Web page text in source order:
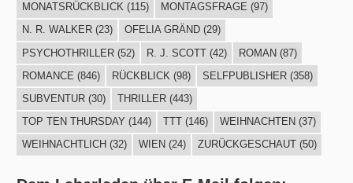
MONATSRÜCKBLICK(115) MONTAGSFRAGE (97)
N. R. WALKER(23) OFELIA GRÄND(29)
PSYCHOTHRILLER(52) R. J. SCOTT(42) ROMAN(87)
ROMANCE (846) RÜCKBLICK (98) SELFPUBLISHER(358)
SUBVENTUR(30) THRILLER(443)
TOP TEN THURSDAY (144) TTT(146) WEIHNACHTEN (37)
WEIHNACHTLICH (32) WIEN (24) ZURÜCKGESCHAUT(50)